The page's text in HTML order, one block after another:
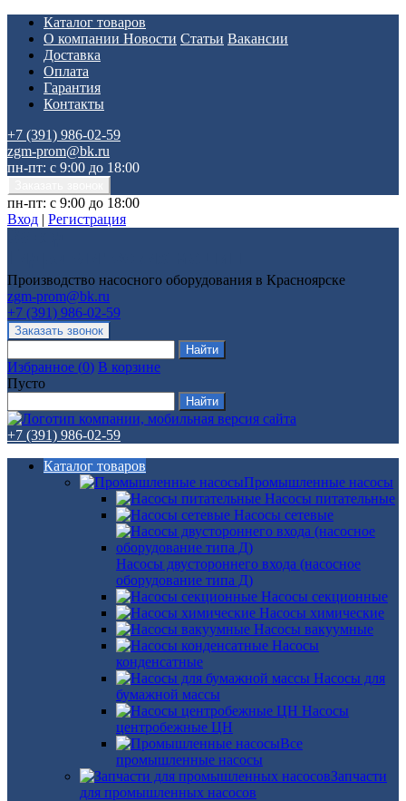
Каталог товаров
О компании Новости Статьи Вакансии
Доставка
Оплата
Гарантия
Контакты
+7 (391) 986-02-59
zgm-prom@bk.ru
пн-пт: с 9:00 до 18:00
пн-пт: с 9:00 до 18:00
Вход | Регистрация
Производство насосного оборудования в Красноярске
zgm-prom@bk.ru
+7 (391) 986-02-59
Избранное (0) В корзине
Пусто
+7 (391) 986-02-59
Каталог товаров
Промышленные насосы
Насосы питательные
Насосы сетевые
Насосы двустороннего входа (насосное
оборудование типа Д)
Насосы секционные
Насосы химические
Насосы вакуумные
Насосы
конденсатные
Насосы для
бумажной массы
Насосы
центробежные ЦН
Все
промышленные насосы
Запчасти
для промышленных насосов